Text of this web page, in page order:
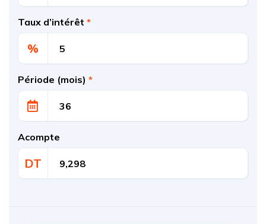
Taux d’intérêt *
%
Période (mois) *
Acompte
DT